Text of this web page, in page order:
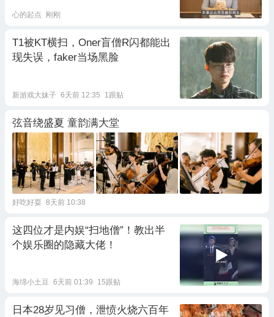
心的起点 刚刚
T1被KT横扫，Oner盲僧R闪都能出
现失误，faker当场黑脸
新游戏大妹子 6天前 12:35 1跟贴
弦音绕盛夏 童韵满大堂
好吃好耍 8天前 10:38
这四位才是内娱“扫地僧”！教出半
个娱乐圈的隐藏大佬！
海绵小土豆 6天前 01:39 15跟贴
日本28岁见习僧，泄愤火烧六百年